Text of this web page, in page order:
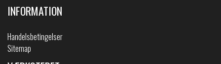
INFORMATION
Handelsbetingelser
Sitemap